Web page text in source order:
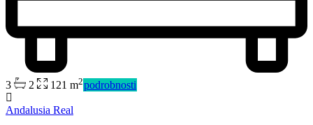
3 2 121 m2podrobnosti
Andalusia Real